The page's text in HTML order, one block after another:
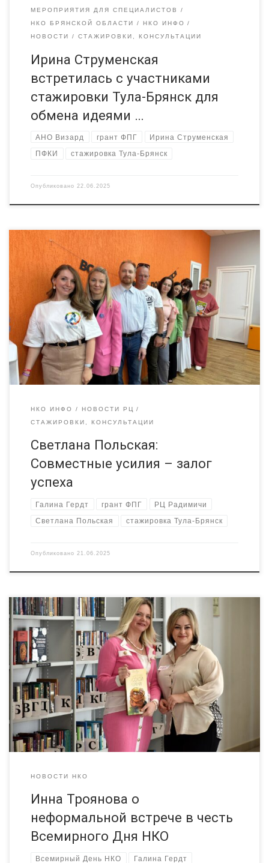
МЕРОПРИЯТИЯ ДЛЯ СПЕЦИАЛИСТОВ
НКО БРЯНСКОЙ ОБЛАСТИ
НКО ИНФО
НОВОСТИ
СТАЖИРОВКИ, КОНСУЛЬТАЦИИ
Ирина Струменская
встретилась с участниками
стажировки Тула-Брянск для
обмена идеями …
АНО Визард грант ФПГ Ирина Струменская
ПФКИ стажировка Тула-Брянск
Опубликовано 22.06.2025
Совместные усилия – залог успеха — такими словами
специалист РЦ «Радимичи» Светлана Польская характеризует
стажировки, которые проходят в проекте «Ресурсный центр
«Радимичи» — системное сотрудничество для устойчивого
развития институтов гражданского общества» при поддержке
Фонда президентских грантов. Далее от первого лица.
Закончился визит представителей НКО из Тулы и Тульской
области в […]
НКО ИНФО
НОВОСТИ РЦ
СТАЖИРОВКИ, КОНСУЛЬТАЦИИ
Светлана Польская:
Совместные усилия – залог
успеха
Галина Гердт грант ФПГ РЦ Радимичи
Светлана Польская стажировка Тула-Брянск
Опубликовано 21.06.2025
Инна Троянова, руководитель АНО Центр социального
развития «ДЕЙСТВУЙ!», побывала на Неформальной встрече
лидеров, посвященной Всемирному Дню НКО. Эту встречу
организовал РЦ «Радимичи» в рамках проекта «Ресурсный
центр «Радимичи» — системное сотрудничество для
устойчивого развития институтов гражданского общества»
при поддержке Фонда президентских грантов. Далее
впечатления Инны от первого лица. Я считаю, […]
НОВОСТИ НКО
Инна Троянова о
неформальной встрече в честь
Всемирного Дня НКО
Всемирный День НКО Галина Гердт